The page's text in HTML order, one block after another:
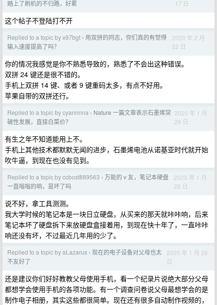
踏上了刷机的不归路，好累
17 日
这个帖子不登陆打不开
Replied to a topic by x97bgt › 用双拼的同志，你们真的有觉得
输入速度提高了吗？
2020 年 2 月
22 日
你的情况我感觉是你不熟悉导致的，熟悉了不会出这种错误。
双拼 24 键还是很不错的。
手机上双拼 14 键、或者 9 键重码太多，有点不好用。
苹果自带的双拼还行。
Replied to a topic by cyannnna › Nature 一篇文章表示石墨烯突
破性发展，直接白菜价？
2020 年 1 月
29 日
有生之年不知道能用上不。
手机上其他技术都默默无闻的进步，石墨烯电池从诺基亚时代就开始
吹牛逼，到现在也没有见到。
Replied to a topic by ccbost889563 › 万能的 v 友，笔记本硬盘
一直嗡嗡的响，是坏了吗
2020 年 1 月
28 日
说不好，拿工具测测。
我大学时候的笔记本是一块日立硬盘，从买来的那天就咔咔响，后来
笔记本坏了硬盘拆下来放硬盘盒接着用，到现在快十年了，一直咔咔
响还没有坏，不过最近几年用的少了。
Replied to a topic by aLazarus › 现在的电子设备对父母也太
不友好了
2020 年 1 月 26
日
还是建议你们好好教教父母使用手机，看一个纪录片说绝大部分父母
都想学会使用手机的各项功能。有一个调查问卷说父母最想学会的是
制作电子相册，其实这些都很简单。现在还有很多自动制作视频的，